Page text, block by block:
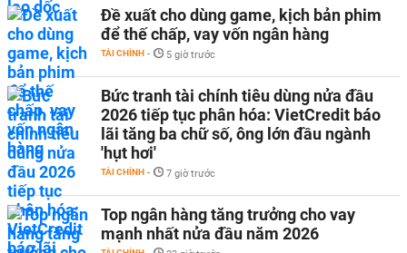
Đề xuất cho dùng game, kịch bản phim
để thế chấp, vay vốn ngân hàng
TÀI CHÍNH - 5 giờ trước
Bức tranh tài chính tiêu dùng nửa đầu
2026 tiếp tục phân hóa: VietCredit báo
lãi tăng ba chữ số, ông lớn đầu ngành
'hụt hơi'
TÀI CHÍNH - 7 giờ trước
Top ngân hàng tăng trưởng cho vay
mạnh nhất nửa đầu năm 2026